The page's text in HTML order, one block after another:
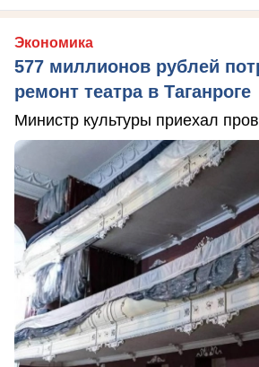
Экономика
577 миллионов рублей
ремонт театра в Таганроге
Министр культуры приехал